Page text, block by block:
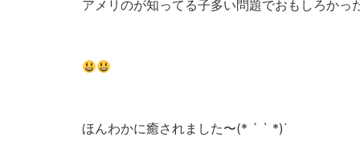
アメリのが知ってる子多い問題でおもしろかっ
ほんわかに癒されました〜(* ´ ` *)ᐝ